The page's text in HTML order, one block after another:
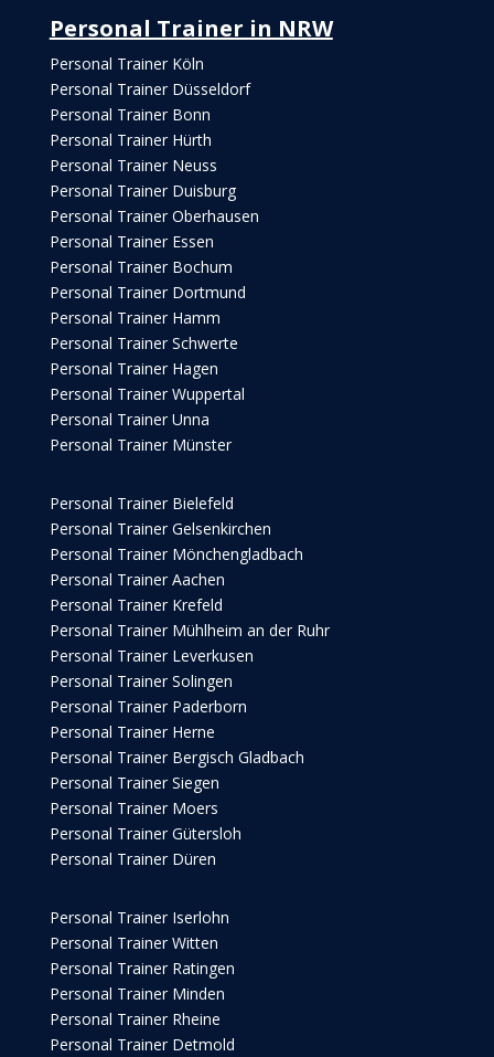
Personal Trainer in NRW
Personal Trainer Köln
Personal Trainer Düsseldorf
Personal Trainer Bonn
Personal Trainer Hürth
Personal Trainer Neuss
Personal Trainer Duisburg
Personal Trainer Oberhausen
Personal Trainer Essen
Personal Trainer Bochum
Personal Trainer Dortmund
Personal Trainer Hamm
Personal Trainer Schwerte
Personal Trainer Hagen
Personal Trainer Wuppertal
Personal Trainer Unna
Personal Trainer Münster
Personal Trainer Bielefeld
Personal Trainer Gelsenkirchen
Personal Trainer Mönchengladbach
Personal Trainer Aachen
Personal Trainer Krefeld
Personal Trainer Mühlheim an der Ruhr
Personal Trainer Leverkusen
Personal Trainer Solingen
Personal Trainer Paderborn
Personal Trainer Herne
Personal Trainer Bergisch Gladbach
Personal Trainer Siegen
Personal Trainer Moers
Personal Trainer Gütersloh
Personal Trainer Düren
Personal Trainer Iserlohn
Personal Trainer Witten
Personal Trainer Ratingen
Personal Trainer Minden
Personal Trainer Rheine
Personal Trainer Detmold